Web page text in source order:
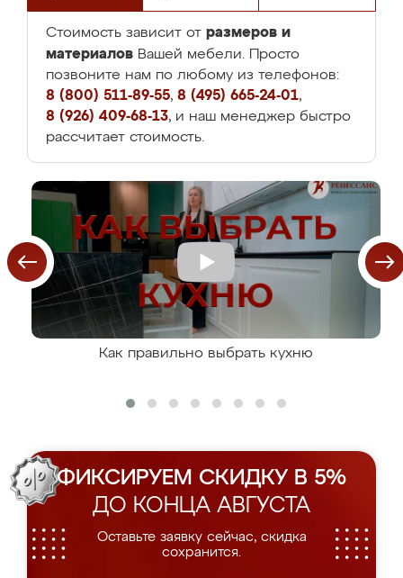
Стоимость зависит от размеров и
материалов Вашей мебели. Просто
позвоните нам по любому из телефонов:
8 (800) 511-89-55, 8 (495) 665-24-01,
8 (926) 409-68-13, и наш менеджер быстро
рассчитает стоимость.
Как правильно выбрать кухню
ФИКСИРУЕМ СКИДКУ В 5%
ДО КОНЦА АВГУСТА
Оставьте заявку сейчас, скидка
сохранится.